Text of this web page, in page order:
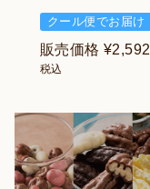
クール便でお届け
販売価格 ¥2,592
税込